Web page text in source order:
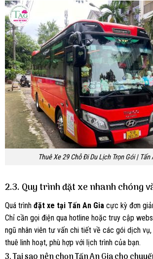
Thuê Xe 29 Chỗ Đi Du Lịch Trọn Gói | Tấn
2.3. Quy trình đặt xe nhanh chóng
Quá trình đặt xe tại Tấn An Gia cực kỳ đơn
Chỉ cần gọi điện qua hotline hoặc truy cập
ngũ nhân viên tư vấn chi tiết về các gói dịch
thuê linh hoạt, phù hợp với lịch trình của bạn.